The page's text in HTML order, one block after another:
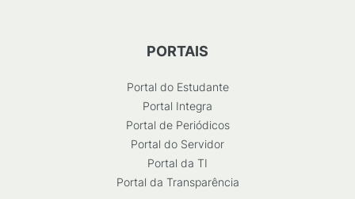
PORTAIS
Portal do Estudante
Portal Integra
Portal de Periódicos
Portal do Servidor
Portal da TI
Portal da Transparência